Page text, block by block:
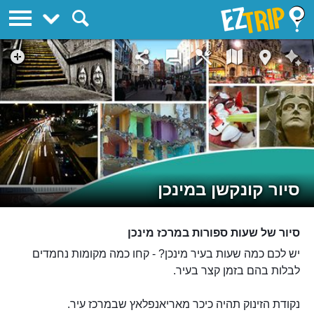
סיור קונקשן במינכן
סיור של שעות ספורות במרכז מינכן
יש לכם כמה שעות בעיר מינכן? - קחו כמה מקומות נחמדים
לבלות בהם בזמן קצר בעיר.
נקודת הזינוק תהיה כיכר מאריאנפלאץ שבמרכז עיר.
EZTrip